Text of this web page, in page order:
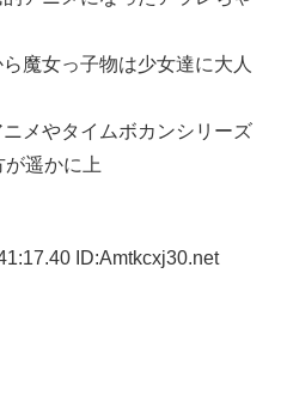
魔女っ子物は少女達に大人
メやタイムボカンシリーズ
遥かに上
ID:Amtkcxj30.net